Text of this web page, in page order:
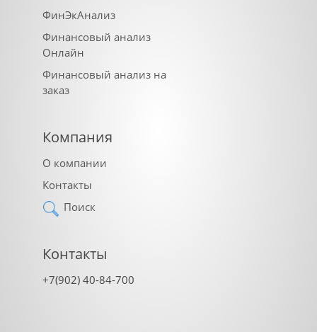
ФинЭкАнализ
Финансовый анализ
Онлайн
Финансовый анализ на
заказ
Компания
О компании
Контакты
Поиск
Контакты
+7(902) 40-84-700